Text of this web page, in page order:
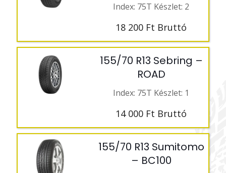
Index: 75T Készlet: 2
18 200 Ft Bruttó
155/70 R13 Sebring –
ROAD
Index: 75T Készlet: 1
14 000 Ft Bruttó
155/70 R13 Sumitomo
– BC100